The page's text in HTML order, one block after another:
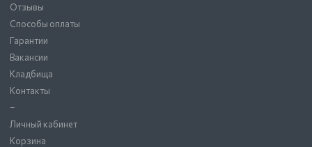
Отзывы
Способы оплаты
Гарантии
Вакансии
Кладбища
Контакты
–
Личный кабинет
Корзина